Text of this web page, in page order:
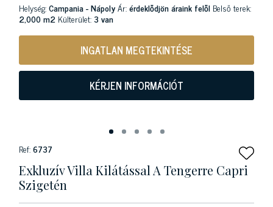
Helység:Campania - NápolyÁr:érdeklődjön áraink felől Belső terek:
2,000 m2 Külterület:3 van
INGATLAN MEGTEKINTÉSE
KÉRJEN INFORMÁCIÓT
Ref:6737
Exkluzív Villa Kilátással A Tengerre Capri
Szigetén